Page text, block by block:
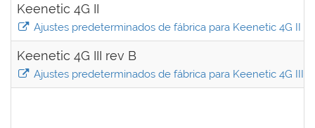
Keenetic 4G II
Ajustes predeterminados de fábrica para Keenetic 4G II
Keenetic 4G III rev B
Ajustes predeterminados de fábrica para Keenetic 4G III